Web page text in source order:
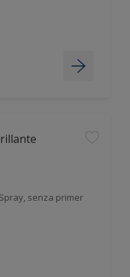
senza primer